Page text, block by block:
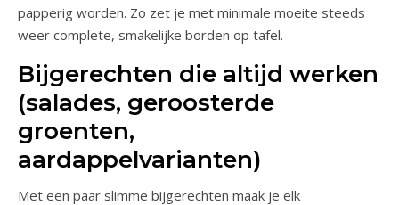
papperig worden. Zo zet je met minimale moeite steeds
weer complete, smakelijke borden op tafel.
Bijgerechten die altijd werken
(salades, geroosterde
groenten,
aardappelvarianten)
Met een paar slimme bijgerechten maak je elk